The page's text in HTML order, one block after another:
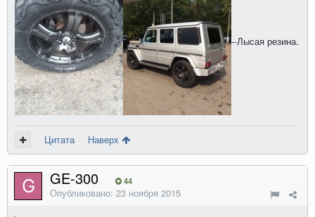
--Лысая резина.
Цитата Наверх
GE-300 44
Опубликовано: 23 ноября 2015